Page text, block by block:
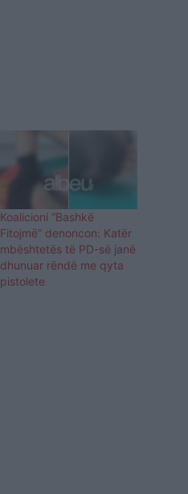
Koalicioni “Bashkë
Fitojmë” denoncon: Katër
mbështetës të PD-së janë
dhunuar rëndë me qyta
pistolete